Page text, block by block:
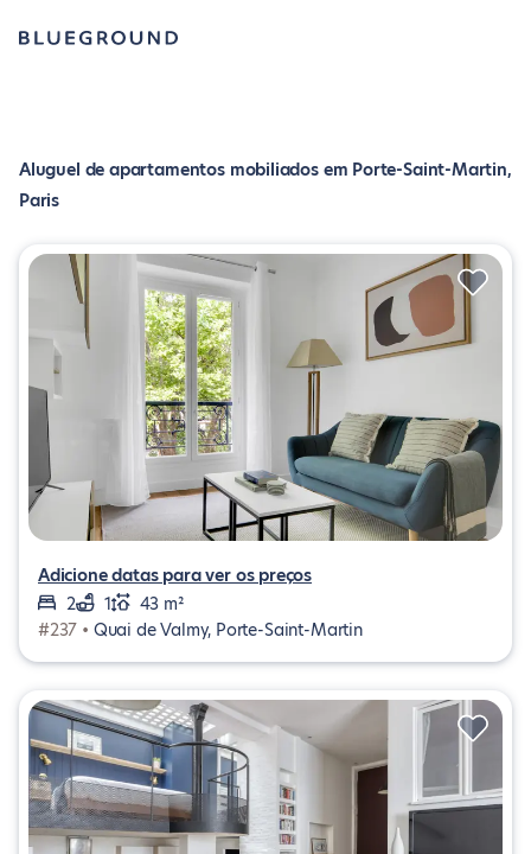
Aluguel de apartamentos mobiliados em Porte-Saint-Martin,
Paris
Adicione datas para ver os preços
2
1
43 m²
#237 • Quai de Valmy, Porte-Saint-Martin